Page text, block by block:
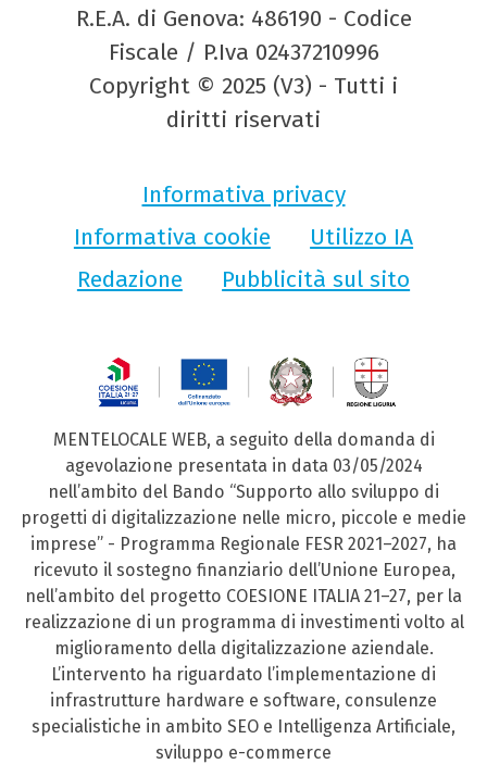
R.E.A. di Genova: 486190 - Codice
Fiscale / P.Iva 02437210996
Copyright © 2025 (V3) - Tutti i
diritti riservati
Informativa privacy
Informativa cookie
Utilizzo IA
Redazione
Pubblicità sul sito
MENTELOCALE WEB, a seguito della domanda di
agevolazione presentata in data 03/05/2024
nell’ambito del Bando “Supporto allo sviluppo di
progetti di digitalizzazione nelle micro, piccole e medie
imprese” - Programma Regionale FESR 2021–2027, ha
ricevuto il sostegno finanziario dell’Unione Europea,
nell’ambito del progetto COESIONE ITALIA 21–27, per la
realizzazione di un programma di investimenti volto al
miglioramento della digitalizzazione aziendale.
L’intervento ha riguardato l’implementazione di
infrastrutture hardware e software, consulenze
specialistiche in ambito SEO e Intelligenza Artificiale,
sviluppo e-commerce